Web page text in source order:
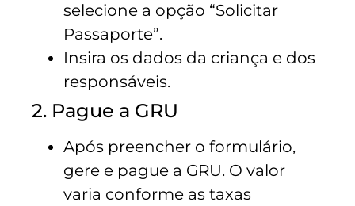
selecione a opção “Solicitar
Passaporte”.
Insira os dados da criança e dos
responsáveis.
2. Pague a GRU
Após preencher o formulário,
gere e pague a GRU. O valor
varia conforme as taxas